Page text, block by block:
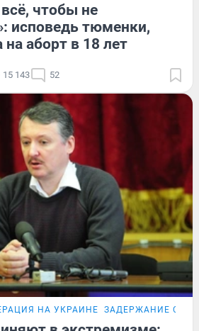
чтобы не
исповедь тюменки,
аборт в 18 лет
15 143 52
НА УКРАИНЕ ЗАДЕРЖАНИЕ